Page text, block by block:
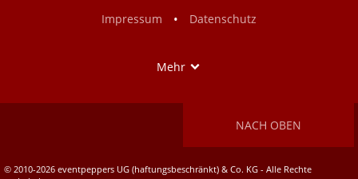
Impressum
• Datenschutz
Mehr
NACH OBEN
© 2010-2026 eventpeppers UG (haftungsbeschränkt) & Co. KG - Alle Rechte